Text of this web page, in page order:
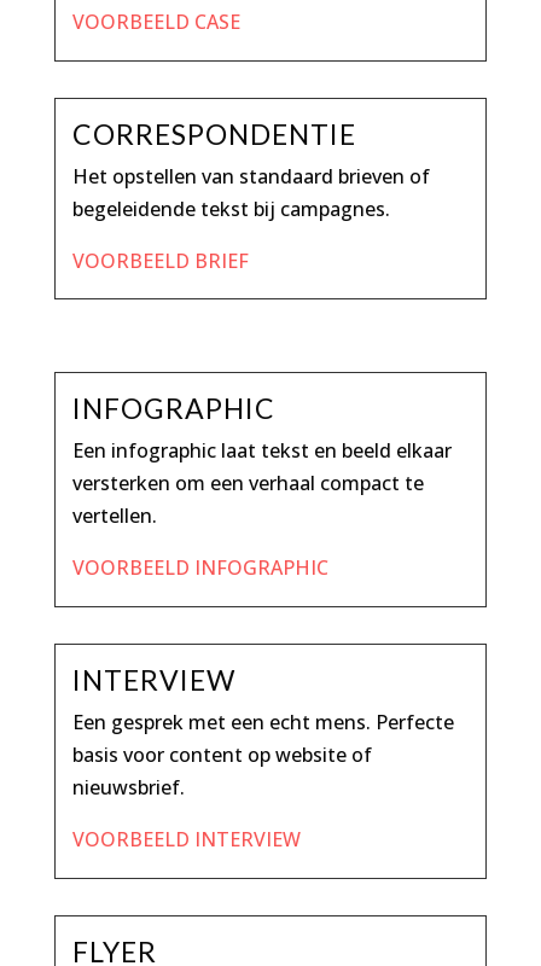
VOORBEELD CASE
CORRESPONDENTIE
Het opstellen van standaard brieven of
begeleidende tekst bij campagnes.
VOORBEELD BRIEF
INFOGRAPHIC
Een infographic laat tekst en beeld elkaar
versterken om een verhaal compact te
vertellen.
VOORBEELD INFOGRAPHIC
INTERVIEW
Een gesprek met een echt mens. Perfecte
basis voor content op website of
nieuwsbrief.
VOORBEELD INTERVIEW
FLYER